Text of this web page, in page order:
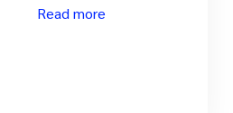
Read more